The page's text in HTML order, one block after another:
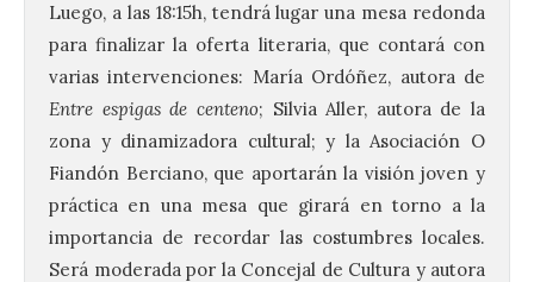
Luego, a las 18:15h, tendrá lugar una mesa redonda
para finalizar la oferta literaria, que contará con
varias intervenciones: María Ordóñez, autora de
Entre espigas de centeno; Silvia Aller, autora de la
zona y dinamizadora cultural; y la Asociación O
Fiandón Berciano, que aportarán la visión joven y
práctica en una mesa que girará en torno a la
importancia de recordar las costumbres locales.
Será moderada por la Concejal de Cultura y autora